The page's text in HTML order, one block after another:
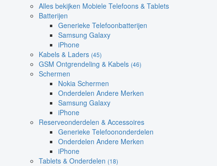
Alles bekijken Mobiele Telefoons & Tablets
Batterijen
Generieke Telefoonbatterijen
Samsung Galaxy
iPhone
Kabels & Laders (45)
GSM Ontgrendeling & Kabels (46)
Schermen
Nokia Schermen
Onderdelen Andere Merken
Samsung Galaxy
iPhone
Reserveonderdelen & Accessoires
Generieke Telefoononderdelen
Onderdelen Andere Merken
iPhone
Tablets & Onderdelen (18)